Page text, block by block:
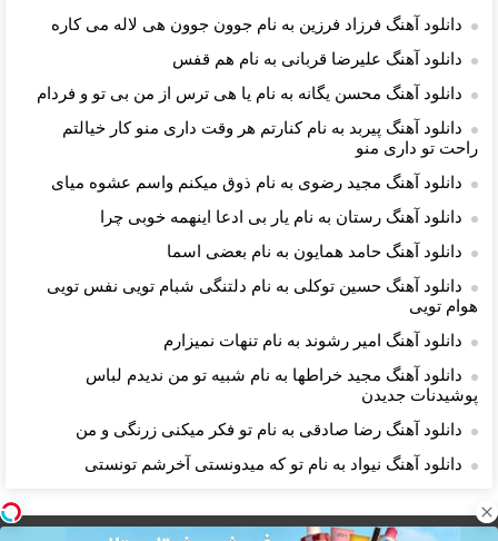
دانلود آهنگ فرزاد فرزین به نام ﺟﻮون ﺟﻮون ﻫﻰ ﻟﺎﻟﻪ ﻣﻰ ﻛﺎره
دانلود آهنگ علیرضا قربانی به نام هم قفس
دانلود آهنگ محسن یگانه به نام یا هی ترس از من بی تو و فردام
دانلود آهنگ پیربد به نام کنارتم هر وقت داری منو کار خیالتم
راحت تو داری منو
دانلود آهنگ مجید رضوی به نام ذوق میکنم واسم عشوه میای
دانلود آهنگ رستان به نام یار بی ادعا اینهمه خوبی چرا
دانلود آهنگ حامد همایون به نام بعضی اسما
دانلود آهنگ حسین توکلی به نام دلتنگی شبام تویی نفس تویی
هوام تویی
دانلود آهنگ امیر رشوند به نام تنهات نمیزارم
دانلود آهنگ مجید خراطها به نام شبیه تو من ندیدم لباس
پوشیدنات جدیدن
دانلود آهنگ رضا صادقی به نام ﺗﻮ ﻓﻜﺮ ﻣﻴﻜﻨﻰ زرﻧﮕﻰ و ﻣﻦ
دانلود آهنگ نیواد به نام ﺗﻮ ﻛﻪ ﻣﻴﺪوﻧﺴﺘﻰ آﺧﺮﺷﻢ ﺗﻮﻧﺴﺘﻰ